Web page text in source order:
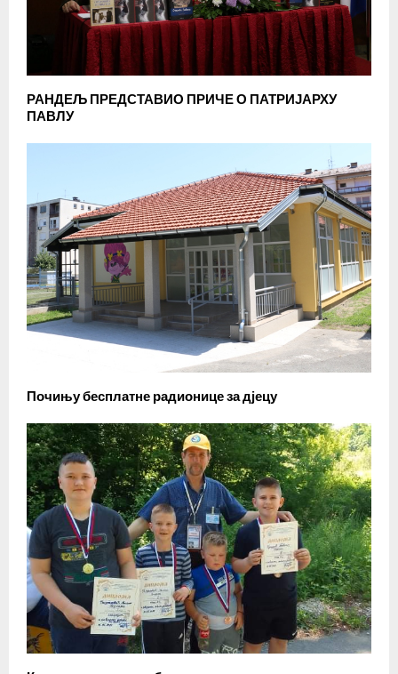
РАНДЕЉ ПРЕДСТАВИО ПРИЧЕ О ПАТРИЈАРХУ
ПАВЛУ
Почињу бесплатне радионице за дјецу